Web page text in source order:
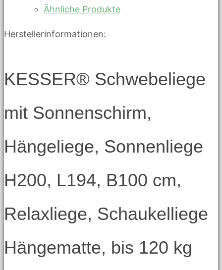
Ähnliche Produkte
Herstellerinformationen:
KESSER® Schwebeliege
mit Sonnenschirm,
Hängeliege, Sonnenliege
H200, L194, B100 cm,
Relaxliege, Schaukelliege
Hängematte, bis 120 kg